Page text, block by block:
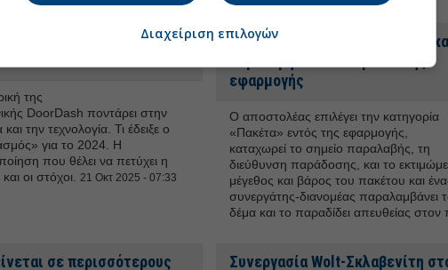
δρόμου από τη Wolt Market
της
DoorDash ποντάρει στην
την τεχνολογία. Τι έδειξε ο
για το 2024. Η
που θέλει να πετύχει η
οι στόχοι.
21 Οκτ 2025 - 07:33
Νέα υπηρεσία Wolt: Αποστολή
εφαρμογής
O αποστολέας επιλέγει την κατηγορία
«Πακέτα» εντός της εφαρμογής,
καταχωρεί το σημείο παραλαβής, τη
διεύθυνση παράδοσης, και το
μέγεθος και βάρος του πακέτου και
συνεργάτης-διανομέας παραλαμβάνει
δέμα και το παραδίδει απευθείας στον
σε περισσότερους
Συνεργασία Wolt-Σκλαβενίτη
Διαχείριση επιλογών